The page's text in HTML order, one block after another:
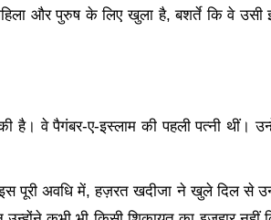
और पुरुष के लिए खुला है, बशर्ते कि वे
है। वे पैगंबर-ए-इस्लाम की पहली पत्नी थीं।
पूरी अवधि में, हज़रत खदीजा ने खुले दिल से